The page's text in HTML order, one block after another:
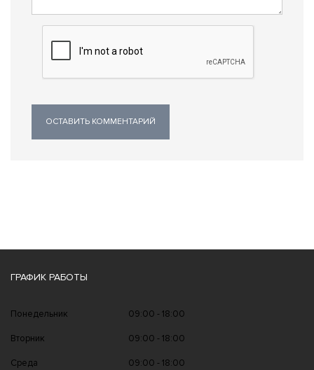
ОСТАВИТЬ КОММЕНТАРИЙ
ГРАФИК РАБОТЫ
Понедельник 09:00 - 18:00
Вторник 09:00 - 18:00
Среда 09:00 - 18:00